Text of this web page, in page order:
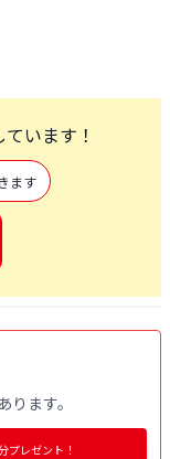
います！
ます
ます。
プレゼント！